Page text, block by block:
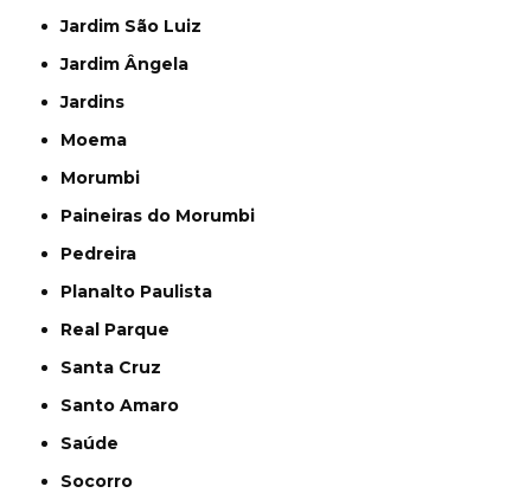
Jardim São Luiz
Jardim Ângela
Jardins
Moema
Morumbi
Paineiras do Morumbi
Pedreira
Planalto Paulista
Real Parque
Santa Cruz
Santo Amaro
Saúde
Socorro